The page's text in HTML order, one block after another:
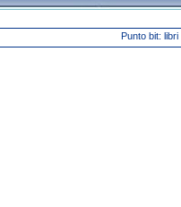
Punto bit: